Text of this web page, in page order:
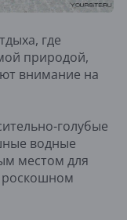
где
природой,
внимание на
голубые
водные
местом для
роскошном